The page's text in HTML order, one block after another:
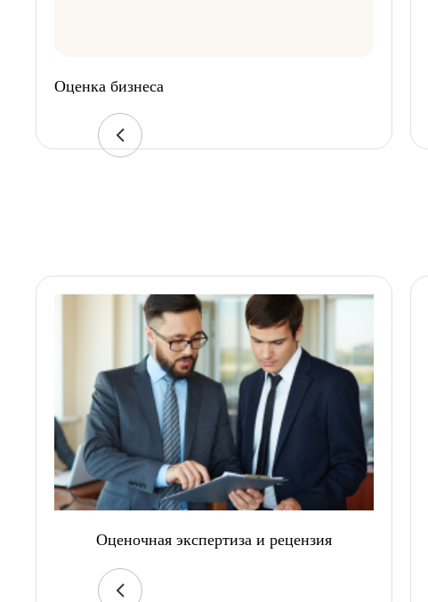
Оценка бизнеса
Оценочная экспертиза и рецензия